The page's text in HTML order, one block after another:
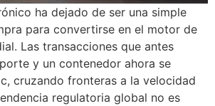
ha dejado de ser una simple
para convertirse en el motor de
Las transacciones que antes
y un contenedor ahora se
cruzando fronteras a la velocidad
regulatoria global no es